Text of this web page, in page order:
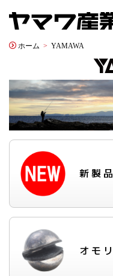
ホーム YAMAWA
新製品
オモリ